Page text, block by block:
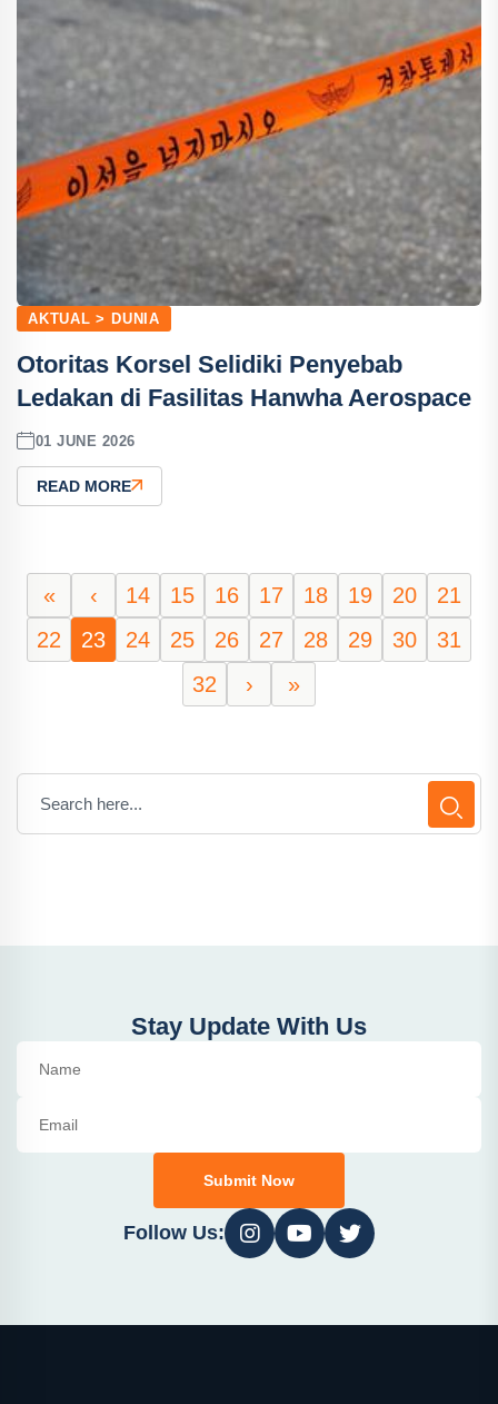
AKTUAL > DUNIA
Otoritas Korsel Selidiki Penyebab
Ledakan di Fasilitas Hanwha Aerospace
01 JUNE 2026
READ MORE
« ‹ 14 15 16 17 18 19 20
21
22
23 24 25 26 27 28 29 30
31
32
› »
Stay Update With Us
Submit Now
Follow Us: